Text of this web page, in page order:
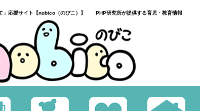
」応援サイト【nobico（のびこ）】 PHP研究所が提供する育児・教育情報